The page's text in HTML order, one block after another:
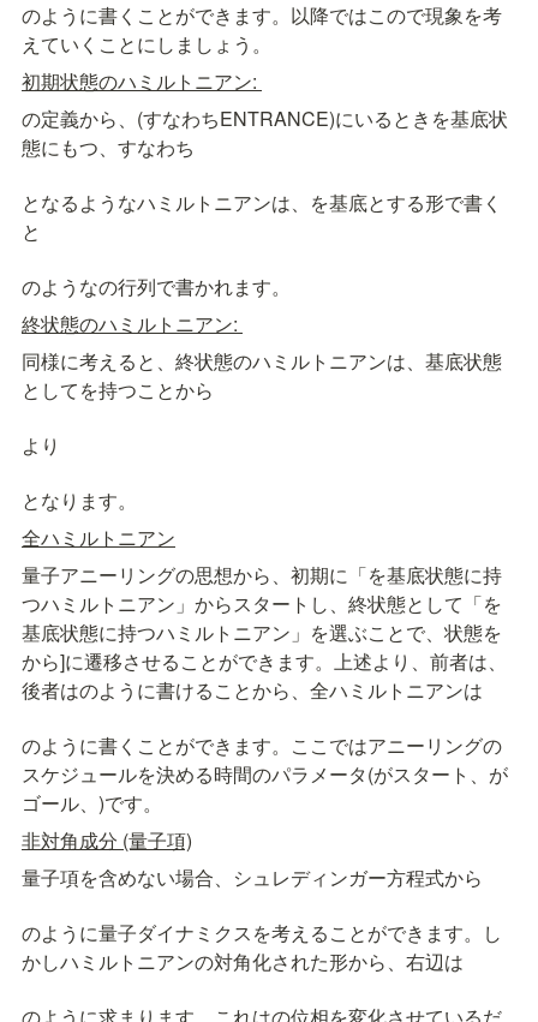
のように書くことができます。以降ではこので現象を考
えていくことにしましょう。
初期状態のハミルトニアン:
の定義から、 (すなわちENTRANCE)にいるときを基底状
態にもつ、すなわち
となるようなハミルトニアンは、 を基底とする形で書く
と
のようなの行列で書かれます。
終状態のハミルトニアン:
同様に考えると、終状態のハミルトニアンは、基底状態
としてを持つことから
より
となります。
全ハミルトニアン
量子アニーリングの思想から、初期に「を基底状態に持
つハミルトニアン」からスタートし、終状態として「を
基底状態に持つハミルトニアン」を選ぶことで、状態を
から]に遷移させることができます。上述より、前者は、
後者はのように書けることから、全ハミルトニアンは
のように書くことができます。ここではアニーリングの
スケジュールを決める時間のパラメータ(がスタート、 が
ゴール、 )です。
非対角成分 (量子項)
量子項を含めない場合、シュレディンガー方程式から
のように量子ダイナミクスを考えることができます。し
かしハミルトニアンの対角化された形から、右辺は